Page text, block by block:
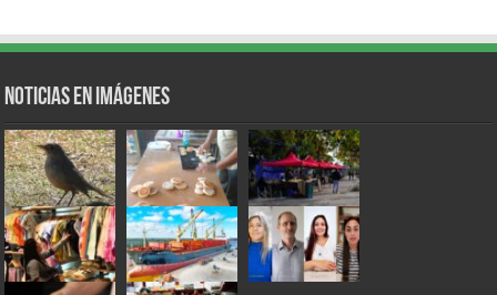
Noticias en Imágenes